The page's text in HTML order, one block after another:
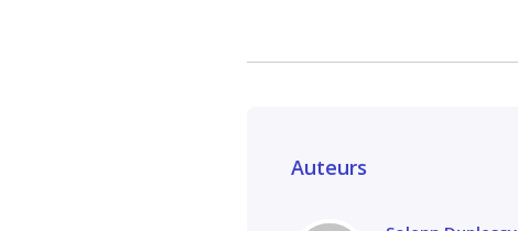
Auteurs